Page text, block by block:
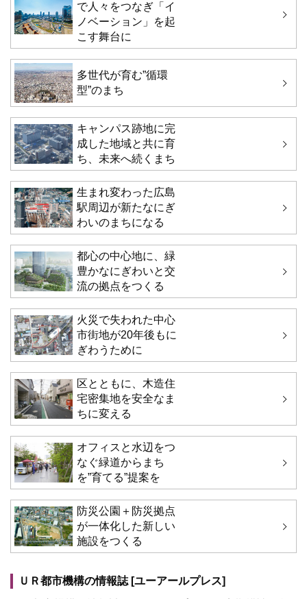
で人々をつなぎ「イ
ノベーション」を起
こす舞台に
多世代が育む”循環
型”のまち
キャンパス跡地に完
成した地域と共に育
ち、未来へ続くまち
生まれ変わった広島
駅周辺が新たなにぎ
わいのまちになる
都心の中心地に、緑
豊かなにぎわいと交
流の拠点をつくる
火災で失われた中心
市街地が20年後もに
ぎわうために
区とともに、木造住
宅密集地を安全なま
ちに変える
オフィスと水辺をつ
なぐ緑道からまち
を”育てる”提案を
防災公園＋防災拠点
が一体化した新しい
施設をつくる
ＵＲ都市機構の情報誌 [ユーアールプレス]